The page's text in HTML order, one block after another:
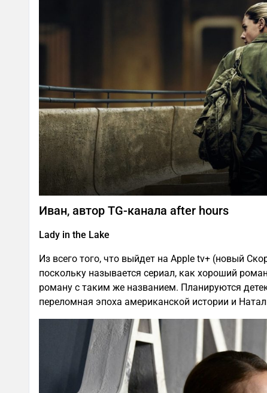
Иван, автор TG-канала after hours
Lady in the Lake
Из всего того, что выйдет на Apple tv+ (новый
поскольку называется сериал, как хороший
роману с таким же названием. Планируются
переломная эпоха американской истории и